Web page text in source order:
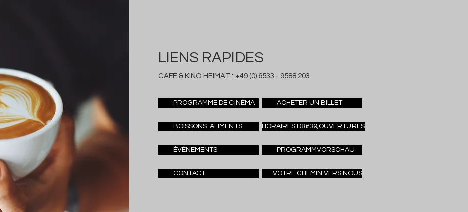
LIENS RAPIDES
CAFÉ & KINO HEIMAT : +49 (0) 6533 - 9588 203
PROGRAMME DE CINÉMA ACHETER UN BILLET
BOISSONS-ALIMENTS HORAIRES D&#39;OUVERTURES
ÉVÉNEMENTS PROGRAMMVORSCHAU
CONTACT VOTRE CHEMIN VERS NOUS